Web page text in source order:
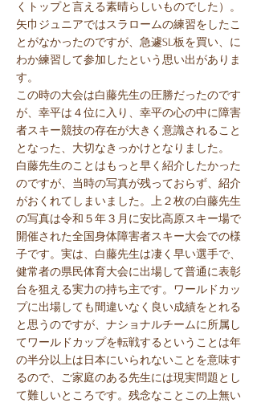
くトップと言える素晴らしいものでした）。
矢巾ジュニアではスラロームの練習をしたこ
とがなかったのですが、急遽SL板を買い、に
わか練習して参加したという思い出がありま
す。
この時の大会は白藤先生の圧勝だったのです
が、幸平は４位に入り、幸平の心の中に障害
者スキー競技の存在が大きく意識されること
となった、大切なきっかけとなりました。
白藤先生のことはもっと早く紹介したかった
のですが、当時の写真が残っておらず、紹介
がおくれてしまいました。上２枚の白藤先生
の写真は令和５年３月に安比高原スキー場で
開催された全国身体障害者スキー大会での様
子です。実は、白藤先生は凄く早い選手で、
健常者の県民体育大会に出場して普通に表彰
台を狙える実力の持ち主です。ワールドカッ
プに出場しても間違いなく良い成績をとれる
と思うのですが、ナショナルチームに所属し
てワールドカップを転戦するということは年
の半分以上は日本にいられないことを意味す
るので、ご家庭のある先生には現実問題とし
て難しいところです。残念なことこの上無い